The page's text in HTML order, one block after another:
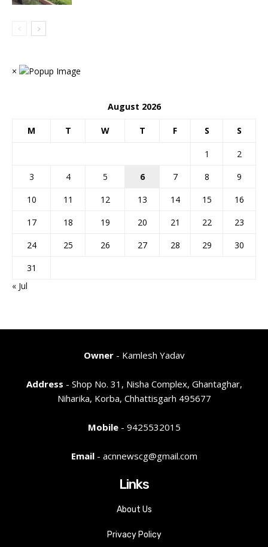
×
August 2026
M T W T F S S
1
2
3
4 5 6 7 8
9
10
11 12 13 14 15
16
17
18 19 20 21 22
23
24
25 26 27 28 29
30
31
« Jul
Owner- Kamlesh Yadav
Address - Shop No. 31, Nisha Complex, Ghantaghar,
Niharika, Korba, Chhattisgarh 495677
Mobile- 9425532015
Email- acnnewscg@gmail.com
Links
About Us
Privacy Policy